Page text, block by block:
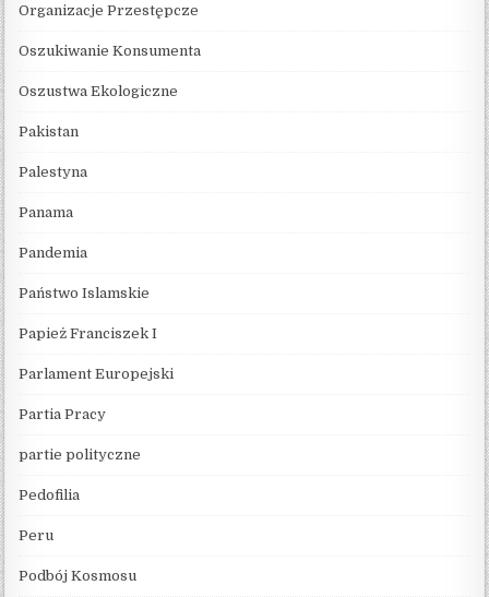
Organizacje Przestępcze
Oszukiwanie Konsumenta
Oszustwa Ekologiczne
Pakistan
Palestyna
Panama
Pandemia
Państwo Islamskie
Papież Franciszek I
Parlament Europejski
Partia Pracy
partie polityczne
Pedofilia
Peru
Podbój Kosmosu